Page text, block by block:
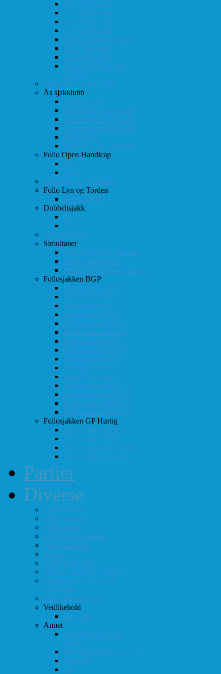
2011 (Eidsvoll)
2012 (Eidsvoll)
2013 (Eidsvoll)
2014 (Eidsvoll)
2014 (Rokaden/NSSF)
2015 (Eidsvoll)
2016 (Eidsvoll)
Kamp-statistikk mot
Eidsvoll
NM-finale for lag 1998
Ås sjakklubb
Totaloversikt
Turneringer 1981-1986
Turneringer 1987-1991
Turneringer 1992-1996
Klubbaviser
Partier fra Ås sjakklubb
Follo Open Handicap
2001
1999
Klubbavisen Sjakkalen
Follo Lyn og Torden
Februar 2013
Dobbeltsjakk
2014
2015
Østlandsserien
Simultaner
2016: GM T. R. Hansen
1999: Leif Øgaard
1996: GM Predrag Nikolic
Follosjakken BGP
Follosjakken BGP 1
Follosjakken BGP 2
Follosjakken BGP 3
Follosjakken BGP 4
Follosjakken BGP 5
Follosjakken BGP 6
Follosjakken BGP 7
Follosjakken BGP 8
Follosjakken BGP 9
Follosjakken BGP 10
Follosjakken BGP 11
Follosjakken BGP 12
Follosjakken BGP 13
Follosjakken BGP 14
Follosjakken BGP 15
Follosjakken GP Hurtig
#1 (24. mars 2018)
#2 (19. mai 2018)
#3 (8. september 2018)
#4 (13. oktober 2018)
Partier
Diverse
Støtteordning
Sjakkrating.no
FIDE-rating
Follo-kombinasjoner
Grasrotandelen
Linker
DVD-er til utlån
Virtuell sjakklubb (lichess)
Førsteplasser i eksterne
turneringer
Hedersbevisninger
Vedlikehold
Logg inn
Annet
Ikke helt som andre
muséer...
Intervju klubbmester 2013
Skjemaer
test